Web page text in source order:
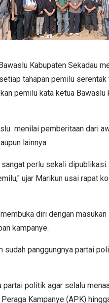
Kabupaten Sekadau
tahapan pemilu
pemilu kata ketua Bawaslu
menilai pemberitaan dari
lainnya.
perlu sekali
ujar Marikun usai rapat
diri dengan
kampanye.
sudah panggungnya partai
politik agar selalu
Kampanye (APK)